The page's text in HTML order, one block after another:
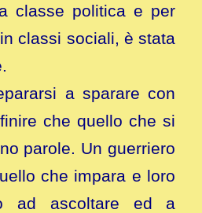
classe politica e per
classi sociali, è stata
a sparare con
che quello che si
parole. Un guerriero
che impara e loro
ad ascoltare ed a